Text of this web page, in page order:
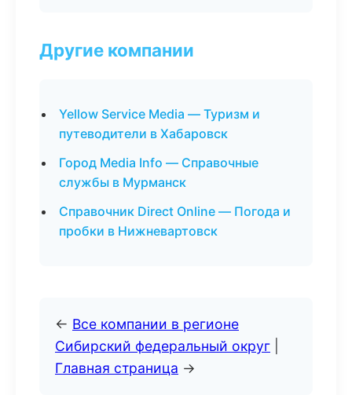
Другие компании
Yellow Service Media — Туризм и
путеводители в Хабаровск
Город Media Info — Справочные
службы в Мурманск
Справочник Direct Online — Погода и
пробки в Нижневартовск
← Все компании в регионе
Сибирский федеральный округ
Главная страница →